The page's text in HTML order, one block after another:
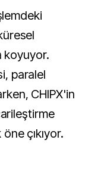
koyuyor.
paralel
CHIPX'in
çıkıyor.